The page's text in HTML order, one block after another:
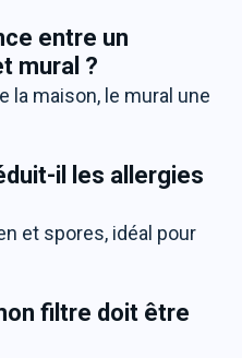
entre un
mural ?
la maison, le mural une
il les allergies
et spores, idéal pour
filtre doit être